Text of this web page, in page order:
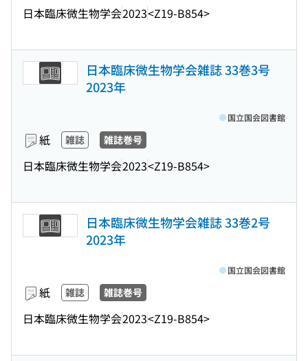
日本臨床微生物学会2023<Z19-B854>
日本臨床微生物学会雑誌 33巻3号
2023年
紙 雑誌 雑誌巻号
日本臨床微生物学会2023<Z19-B854>
国立国会図書館
日本臨床微生物学会雑誌 33巻2号
2023年
紙 雑誌 雑誌巻号
日本臨床微生物学会2023<Z19-B854>
国立国会図書館